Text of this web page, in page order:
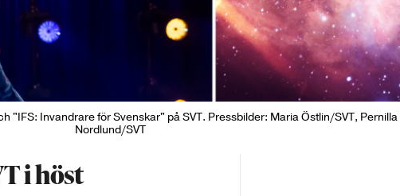
"IFS: Invandrare för Svenskar" på SVT. Pressbilder: Maria Östlin/SVT,
Nordlund/SVT
i höst